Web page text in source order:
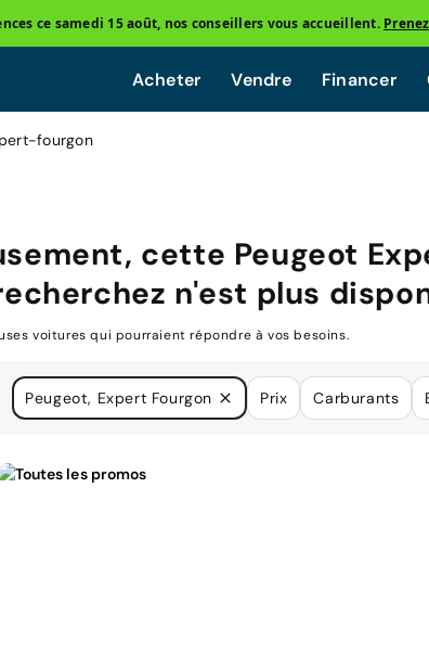
ce samedi 15 août, nos conseillers vous accueillent.
Acheter Vendre Financer
fourgon
cette Peugeot
n'est plus
voitures qui pourraient répondre à vos besoins.
Peugeot, Expert Fourgon Prix Carburants